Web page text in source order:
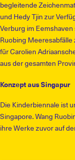
begleitende
und Hedy Tjin zur
Verburg im
Ruobing
für Carolien
aus der gesamten
Konzept aus Singapur
Die Kinderbiennale ist
Singapore. Wang
ihre Werke zuvor auf